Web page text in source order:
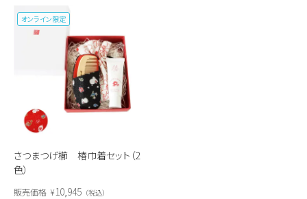
さつまつげ櫛 椿巾着セット（2
色）
オンライン限定
販売価格 ¥10,945 税込